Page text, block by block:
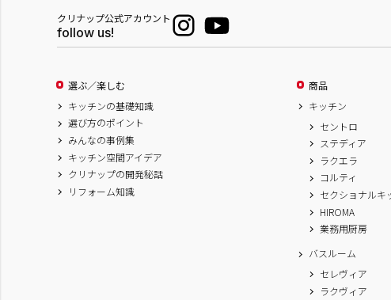
クリナップ公式アカウント
follow us!
選ぶ／楽しむ
キッチンの基礎知識
選び方のポイント
みんなの事例集
キッチン空間アイデア
クリナップの開発秘話
リフォーム知識
商品
キッチン
セントロ
ステディア
ラクエラ
コルティ
セクショナルキ
HIROMA
業務用厨房
バスルーム
セレヴィア
ラクヴィア